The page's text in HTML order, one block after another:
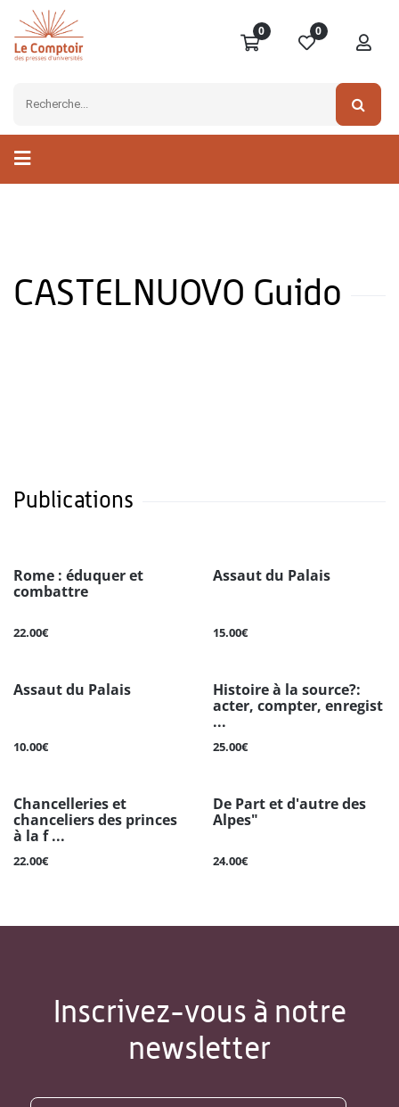
0 0
CASTELNUOVO Guido
Publications
Rome : éduquer et
combattre
22.00€
Assaut du Palais
15.00€
Assaut du Palais
10.00€
Histoire à la source?:
acter, compter, enregist
...
25.00€
Chancelleries et
chanceliers des princes
à la f ...
22.00€
De Part et d'autre des
Alpes"
24.00€
Inscrivez-vous à notre
newsletter